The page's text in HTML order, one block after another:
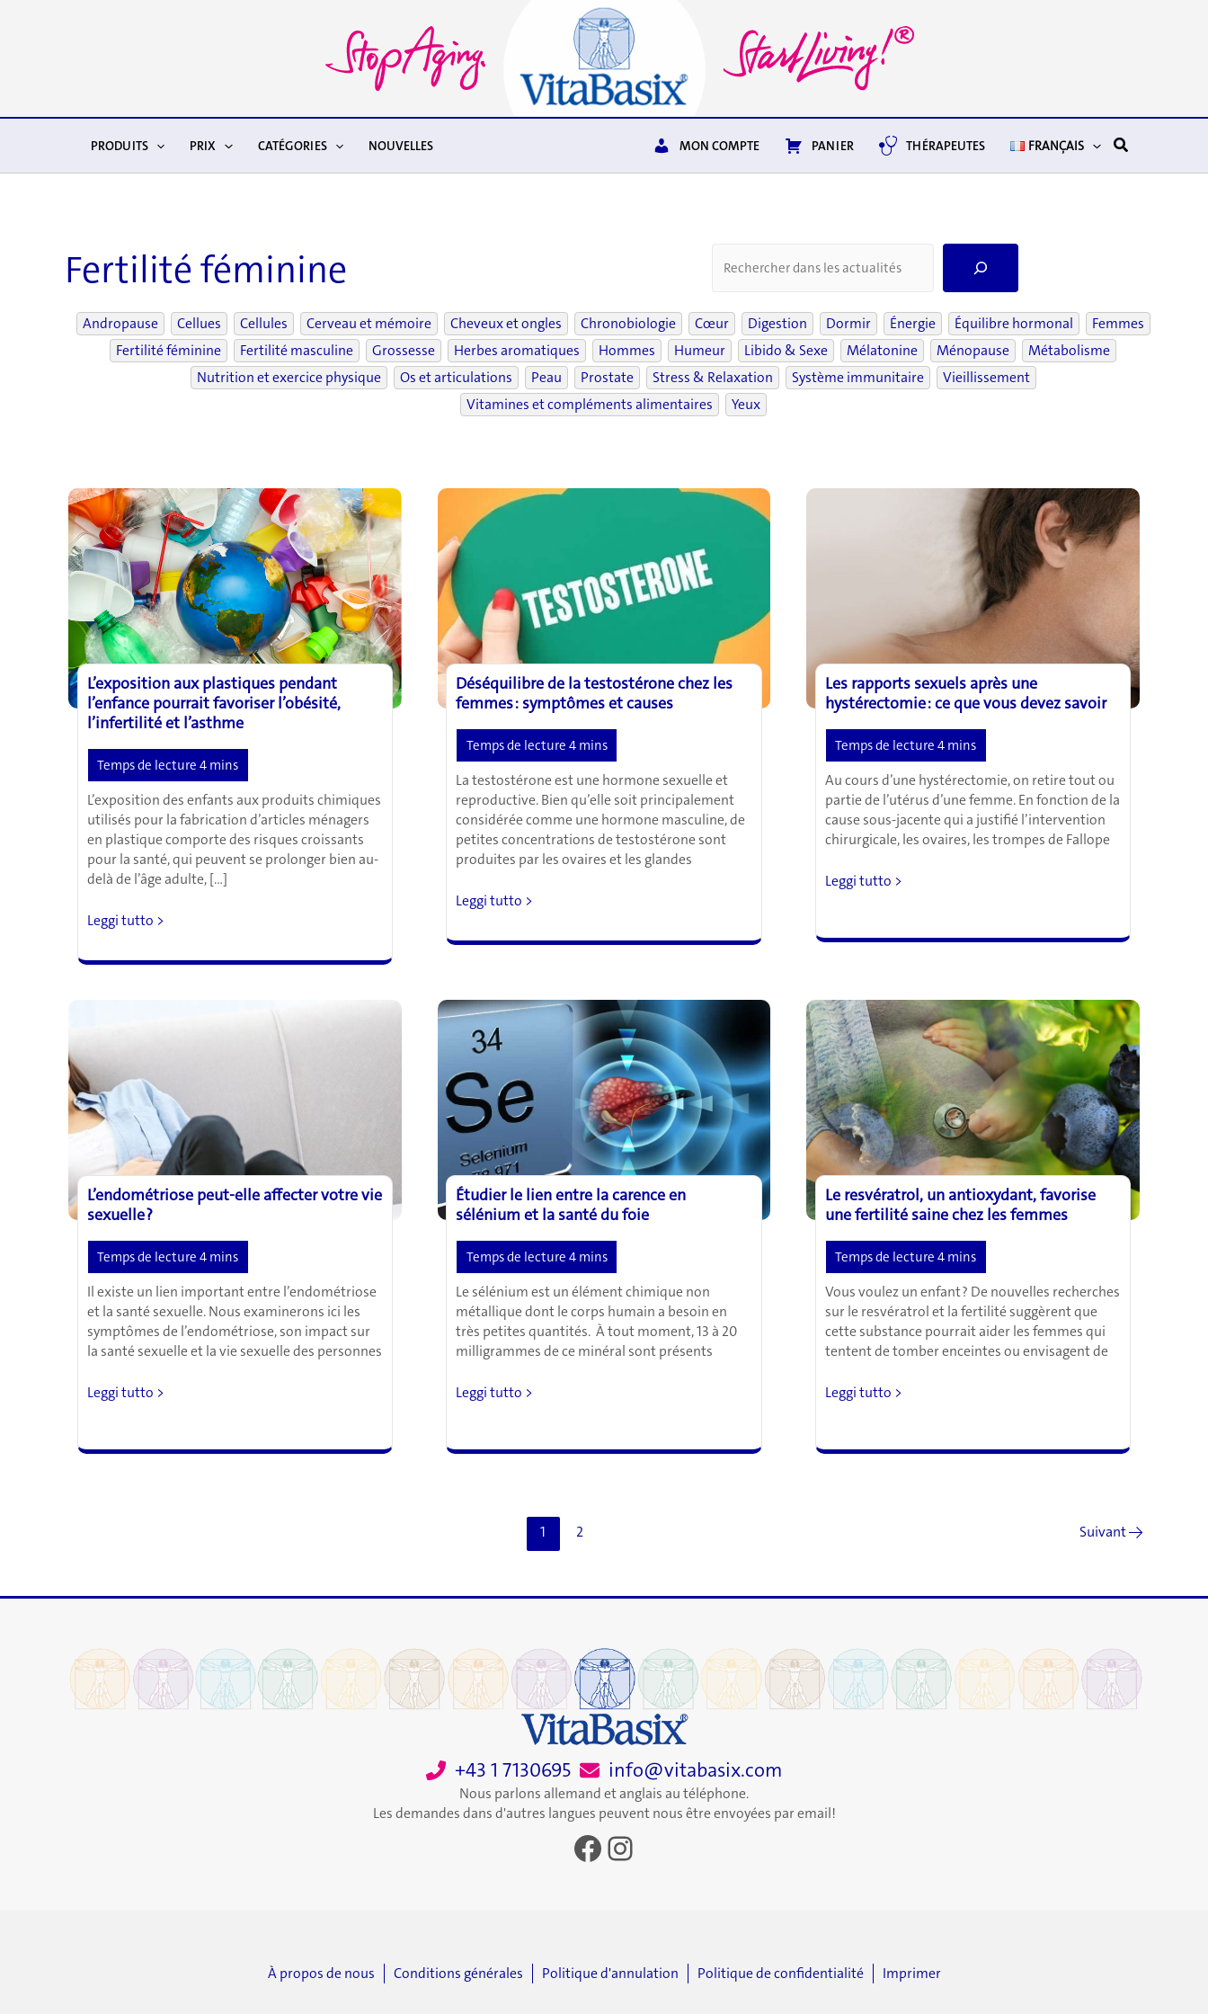
PRODUITS PRIX CATÉGORIES NOUVELLES MON COMPTE PANIER THÉRAPEUTES FRANÇAIS Rechercher
Fertilité féminine
r
c
Andropause Cellues Cellules Cerveau et mémoire Cheveux et ongles Chronobiologie Cœur Digestion Dormir Énergie Équilibre hormonal
Femmes
Fertilité féminine
Fertilité masculine Grossesse Herbes aromatiques Hommes Humeur Libido & Sexe Mélatonine Ménopause
Métabolisme
Nutrition et exercice physique
Os et articulations Peau Prostate Stress & Relaxation Système immunitaire
Vieillissement
Vitamines et compléments alimentaires
Yeux
L’exposition aux plastiques pendant
l’enfance pourrait favoriser l’obésité,
l’infertilité et l’asthme
L’exposition des enfants aux produits chimiques
utilisés pour la fabrication d’articles ménagers
en plastique comporte des risques croissants
pour la santé, qui peuvent se prolonger bien au-
delà de l’âge adulte, […]
L’exposition
plastiques
l’infertilité
et
l’asthme
Leggi tutto >
Déséquilibre de la testostérone chez les
femmes : symptômes et causes
La testostérone est une hormone sexuelle et
reproductive. Bien qu’elle soit principalement
considérée comme une hormone masculine, de
petites concentrations de testostérone sont
produites par les ovaires et les glandes
Déséquilibre
la
les
femmes
symptômes
et
causes
Leggi tutto >
Les rapports sexuels après une
hystérectomie : ce que vous devez savoir
Au cours d’une hystérectomie, on retire tout ou
partie de l’utérus d’une femme. En fonction de la
cause sous-jacente qui a justifié l’intervention
chirurgicale, les ovaires, les trompes de Fallope
Les
après
:
ce
que
vous
devez
savoir
Leggi tutto >
L’endométriose peut-elle affecter votre vie
sexuelle ?
Il existe un lien important entre l’endométriose
et la santé sexuelle. Nous examinerons ici les
symptômes de l’endométriose, son impact sur
la santé sexuelle et la vie sexuelle des personnes
L’endométriose
affecter
Leggi tutto >
Étudier le lien entre la carence en
sélénium et la santé du foie
Le sélénium est un élément chimique non
métallique dont le corps humain a besoin en
très petites quantités. À tout moment, 13 à 20
milligrammes de ce minéral sont présents
Étudier
entre
Leggi tutto >
Le resvératrol, un antioxydant, favorise
une fertilité saine chez les femmes
Vous voulez un enfant ? De nouvelles recherches
sur le resvératrol et la fertilité suggèrent que
cette substance pourrait aider les femmes qui
tentent de tomber enceintes ou envisagent de
Le
antioxydant,
Leggi tutto >
1 2 Suivant→
+43 1 7130695 info@vitabasix.com
Nous parlons allemand et anglais au téléphone.
Les demandes dans d'autres langues peuvent nous être envoyées par email!
Facebook
Instagram
À propos de nous Conditions générales Politique d'annulation Politique de confidentialité Imprimer